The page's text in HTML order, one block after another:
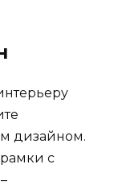
дизайном.
с